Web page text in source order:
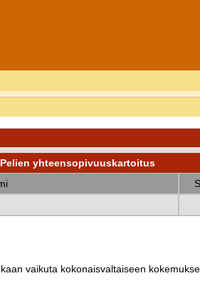
Pelien yhteensopivuuskartoitus
vaikuta kokonaisvaltaiseen